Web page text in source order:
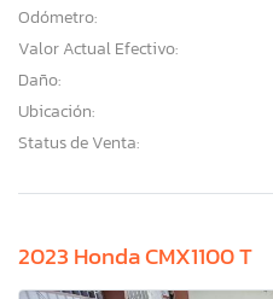
Odómetro:
Valor Actual Efectivo:
Daño:
Ubicación:
Status de Venta:
2023 Honda CMX1100 T